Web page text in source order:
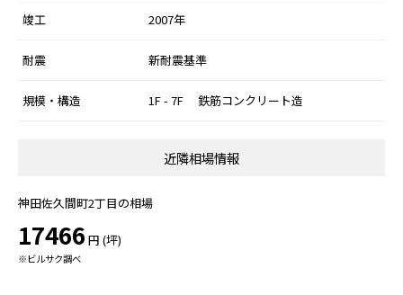
竣工 2007年
耐震 新耐震基準
規模・構造 1F - 7F 鉄筋コンクリート造
近隣相場情報
神田佐久間町2丁目の相場
17466 円 (坪)
※ビルサク調べ